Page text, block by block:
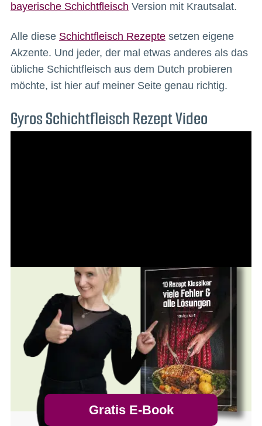
bayerische Schichtfleisch Version mit Krautsalat.
Alle diese Schichtfleisch Rezeptesetzen eigene
Akzente. Und jeder, der mal etwas anderes als das
übliche Schichtfleisch aus dem Dutch probieren
möchte, ist hier auf meiner Seite genau richtig.
Gyros Schichtfleisch Rezept Video
Gratis E-Book